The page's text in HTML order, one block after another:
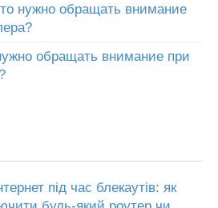
нужно обращать внимание
обращать внимание при
під час блекаутів: як